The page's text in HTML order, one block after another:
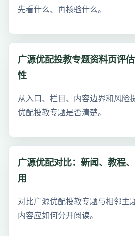
先看什么、再核验什么。
广源优配投教专题资料页评
性
从入口、栏目、内容边界和风险
优配投教专题是否清楚。
广源优配对比：新闻、教程
用
对比广源优配投教专题与相邻主
内容应如何分开阅读。